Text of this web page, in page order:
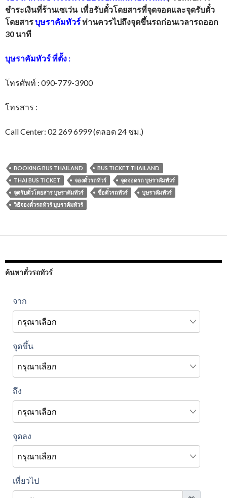
ชำระเงินที่ร้านเซเว่น เพื่อรับตั๋วโดยสารที่จุดจอดและจุดรับตั๋ว
โดยสารบุษราคัมทัวร์ท่านควรไปถึงจุดขึ้นรถก่อนเวลารถออก
30 นาที
บุษราคัมทัวร์ที่ตั้ง :
โทรศัพท์ : 090-779-3900
โทรสาร :
Call Center: 02 269 6999 (ตลอด 24 ชม.)
BOOKING BUS THAILAND
BUS TICKET THAILAND
THAI BUS TICKET
จองตั๋วรถทัวร์
จุดจอดรถ บุษราคัมทัวร์
จุดรับตั๋วโดยสาร บุษราคัมทัวร์
ซื้อตั๋วรถทัวร์
บุษราคัมทัวร์
วิธีจองตั๋วรถทัวร์ บุษราคัมทัวร์
ค้นหาตั๋วรถทัวร์